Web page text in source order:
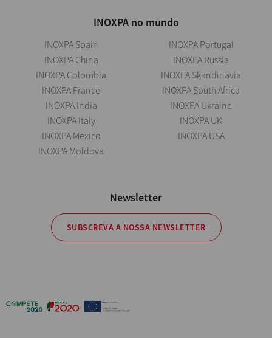
INOXPA no mundo
INOXPA Spain
INOXPA China
INOXPA Colombia
INOXPA France
INOXPA India
INOXPA Italy
INOXPA Mexico
INOXPA Moldova
INOXPA Portugal
INOXPA Russia
INOXPA Skandinavia
INOXPA South Africa
INOXPA Ukraine
INOXPA UK
INOXPA USA
Newsletter
SUBSCREVA A NOSSA NEWSLETTER